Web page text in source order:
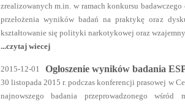
zrealizowanych m.in. w ramach konkursu
przełożenia wyników badań na praktykę oraz
kształtowanie się polityki narkotykowej oraz
...czytaj wiecej
2015-12-01 Ogłoszenie wyników badania
30 listopada 2015 r. podczas konferencji prasowej w
najnowszego badania przeprowadzonego